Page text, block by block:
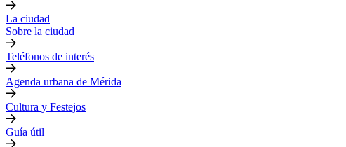
La ciudad
Sobre la ciudad
Teléfonos de interés
Agenda urbana de Mérida
Cultura y Festejos
Guía útil